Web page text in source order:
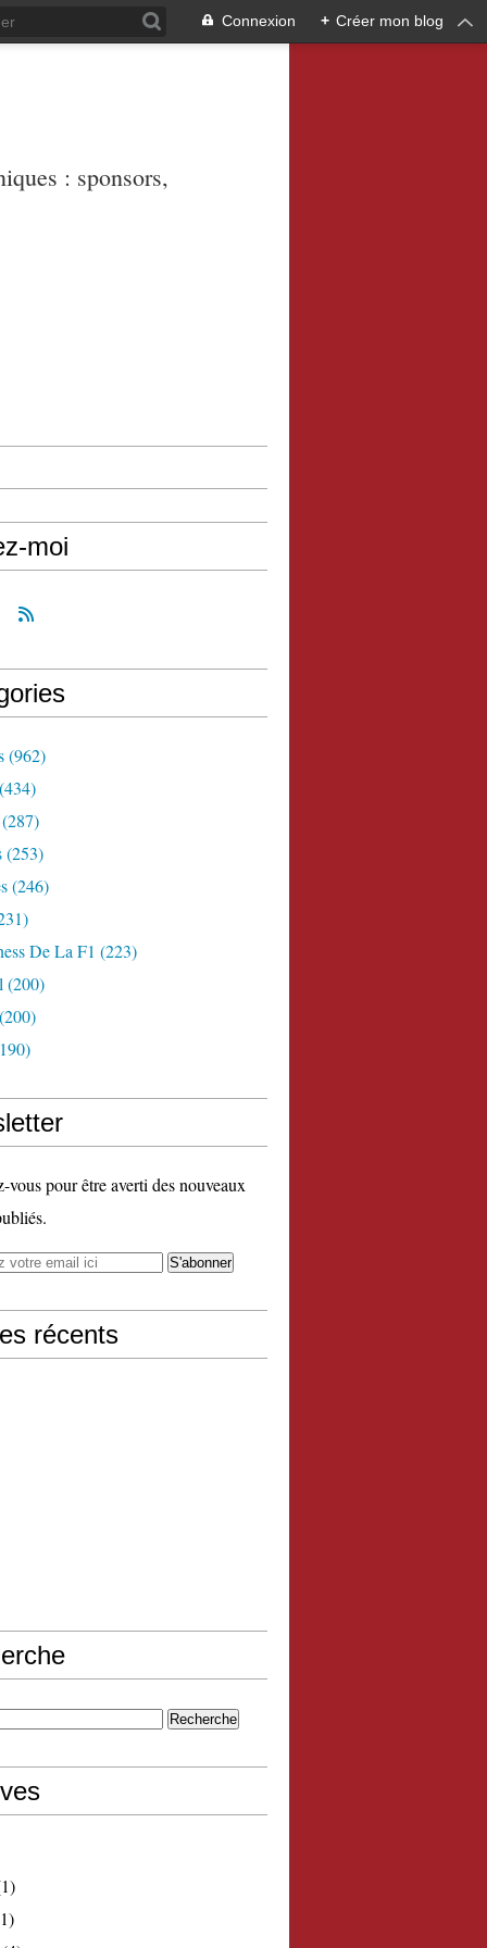
Connexion + Créer mon blog
: sponsors,
moi
(962)
(253)
(246)
De La F1 (223)
(200)
vous pour être averti des nouveaux
récents